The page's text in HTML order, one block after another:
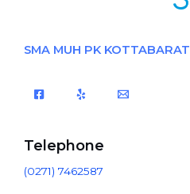
SMA MUH PK KOTTABARAT
Telephone
(0271) 7462587